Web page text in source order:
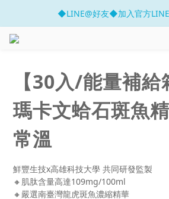
官網開幕慶 滿千折
◆LINE@好友◆加入官方
【30入/能量補
瑪卡文蛤石斑魚
常溫
鮮豐生技x高雄科技大學 共同研發監製
🔸肌肽含量高達109mg/100ml
🔸嚴選南臺灣龍虎斑魚濃縮精華